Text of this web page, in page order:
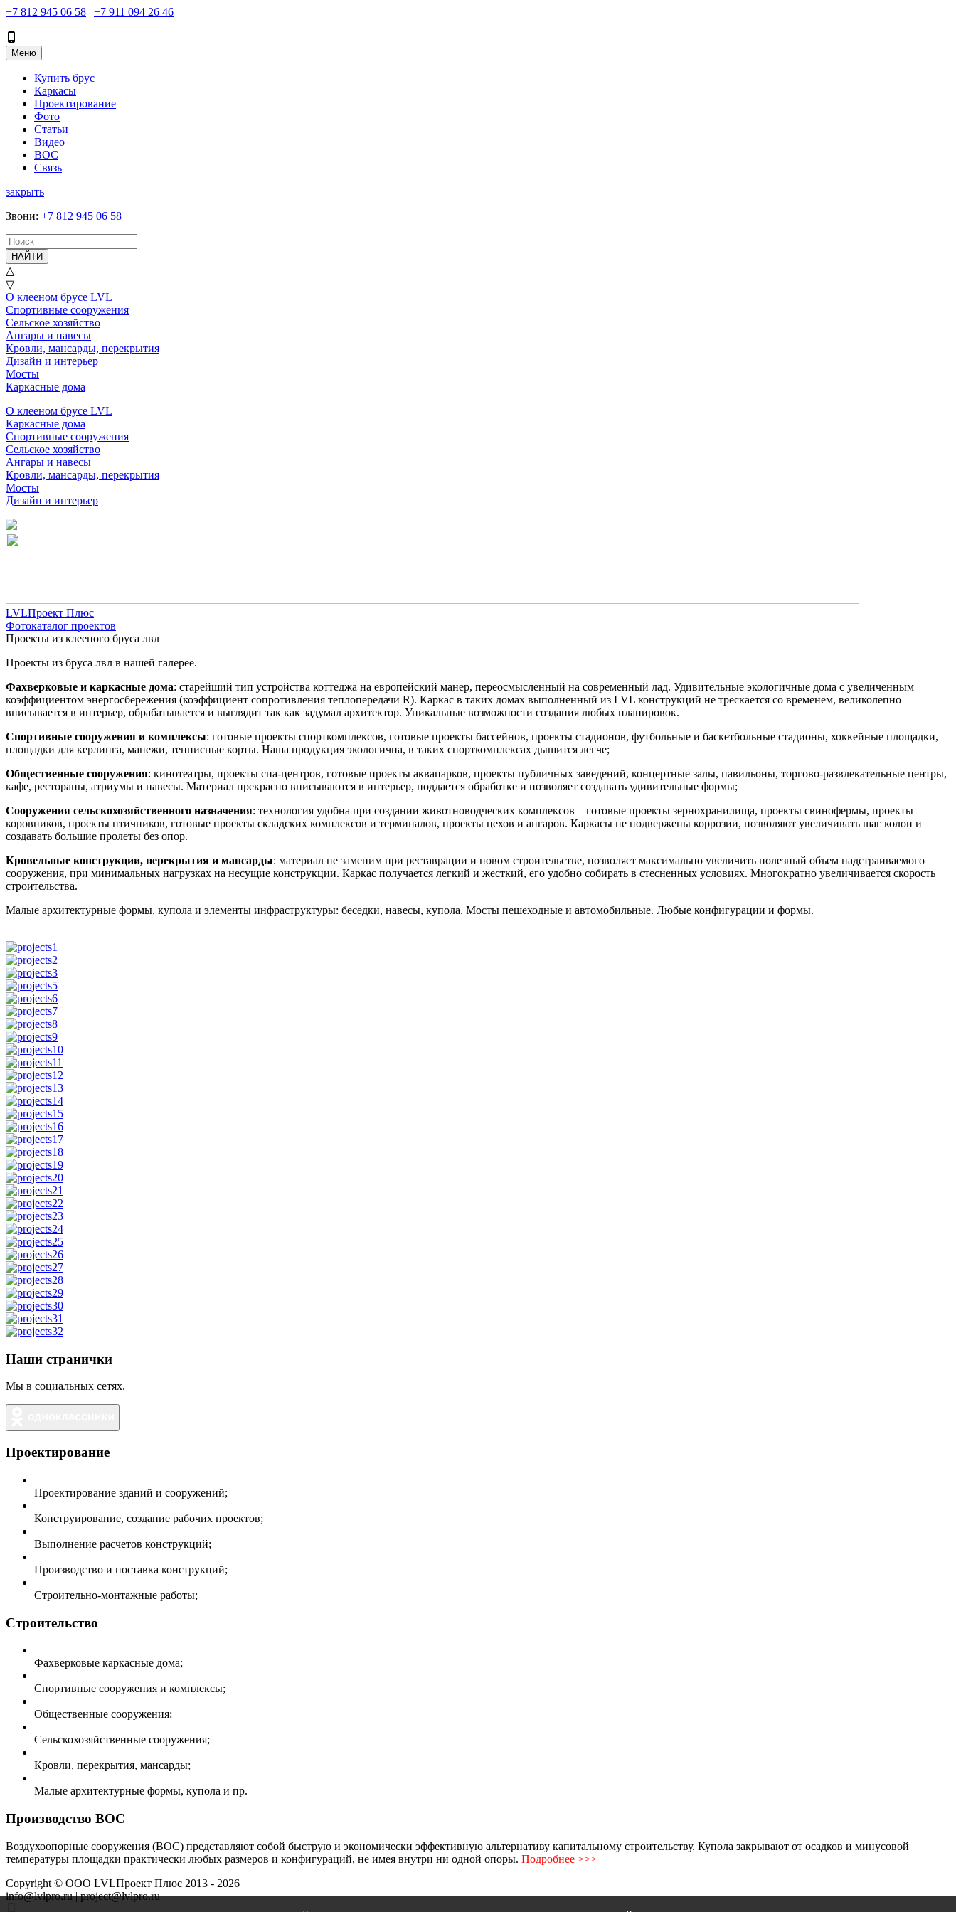
+7 812 945 06 58 | +7 911 094 26 46
Меню
Купить брус
Каркасы
Проектирование
Фото
Статьи
Видео
ВОС
Связь
закрыть
Звони: +7 812 945 06 58
НАЙТИ
△
▽
О клееном брусе LVL
Спортивные сооружения
Сельское хозяйство
Ангары и навесы
Кровли, мансарды, перекрытия
Дизайн и интерьер
Мосты
Каркасные дома
О клееном брусе LVL
Каркасные дома
Спортивные сооружения
Сельское хозяйство
Ангары и навесы
Кровли, мансарды, перекрытия
Мосты
Дизайн и интерьер
LVLПроект Плюс
Фотокаталог проектов
Проекты из клееного бруса лвл
Проекты из бруса лвл в нашей галерее.
Фахверковые и каркасные дома: старейший тип устройства коттеджа на европейский манер, переосмысленный на современный лад. Удивительные экологичные дома с увеличенным
коэффициентом энергосбережения (коэффициент сопротивления теплопередачи R). Каркас в таких домах выполненный из LVL конструкций не трескается со временем, великолепно
вписывается в интерьер, обрабатывается и выглядит так как задумал архитектор. Уникальные возможности создания любых планировок.
Спортивные сооружения и комплексы: готовые проекты спорткомплексов, готовые проекты бассейнов, проекты стадионов, футбольные и баскетбольные стадионы, хоккейные площадки,
площадки для керлинга, манежи, теннисные корты. Наша продукция экологична, в таких спорткомплексах дышится легче;
Общественные сооружения: кинотеатры, проекты спа-центров, готовые проекты аквапарков, проекты публичных заведений, концертные залы, павильоны, торгово-развлекательные центры,
кафе, рестораны, атриумы и навесы. Материал прекрасно вписываются в интерьер, поддается обработке и позволяет создавать удивительные формы;
Сооружения сельскохозяйственного назначения: технология удобна при создании животноводческих комплексов – готовые проекты зернохранилища, проекты свинофермы, проекты
коровников, проекты птичников, готовые проекты складских комплексов и терминалов, проекты цехов и ангаров. Каркасы не подвержены коррозии, позволяют увеличивать шаг колон и
создавать большие пролеты без опор.
Кровельные конструкции, перекрытия и мансарды: материал не заменим при реставрации и новом строительстве, позволяет максимально увеличить полезный объем надстраиваемого
сооружения, при минимальных нагрузках на несущие конструкции. Каркас получается легкий и жесткий, его удобно собирать в стесненных условиях. Многократно увеличивается скорость
строительства.
Малые архитектурные формы, купола и элементы инфраструктуры: беседки, навесы, купола. Мосты пешеходные и автомобильные. Любые конфигурации и формы.
Наши странички
Мы в социальных сетях.
Проектирование
Проектирование зданий и сооружений;
Конструирование, создание рабочих проектов;
Выполнение расчетов конструкций;
Производство и поставка конструкций;
Строительно-монтажные работы;
Строительство
Фахверковые каркасные дома;
Спортивные сооружения и комплексы;
Общественные сооружения;
Сельскохозяйственные сооружения;
Кровли, перекрытия, мансарды;
Малые архитектурные формы, купола и пр.
Производство ВОС
Воздухоопорные сооружения (ВОС) представляют собой быструю и экономически эффективную альтернативу капитальному строительству. Купола закрывают от осадков и минусовой
температуры площадки практически любых размеров и конфигураций, не имея внутри ни одной опоры. Подробнее >>>
Copyright © ООО LVLПроект Плюс 2013 - 2026
info@lvlpro.ru | project@lvlpro.ru